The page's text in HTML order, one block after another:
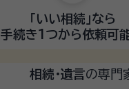
「いい相続」なら
手続き1つから依頼可
相続・遺言の専門